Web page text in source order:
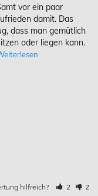
vor ein paar
damit. Das
dass man gemütlich
oder liegen kann.
hilfreich? 2 2